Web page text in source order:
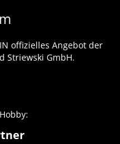
offizielles Angebot der
Striewski GmbH.